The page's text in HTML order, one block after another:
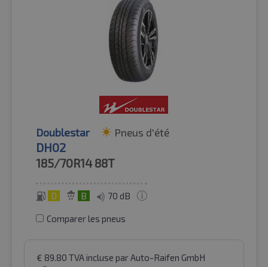
Doublestar Pneus d'été
DH02
185/70R14 88T
D B 70 dB
Comparer les pneus
€ 89.80 TVA incluse par Auto-Raifen GmbH